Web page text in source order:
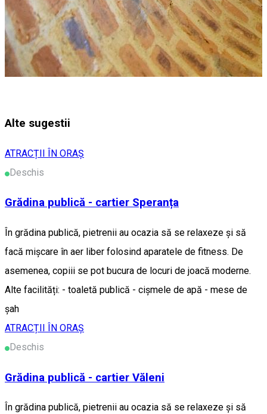
Alte sugestii
ATRACȚII ÎN ORAȘ
Deschis
Grădina publică - cartier Speranța
În grădina publică, pietrenii au ocazia să se relaxeze și să
facă mișcare în aer liber folosind aparatele de fitness. De
asemenea, copiii se pot bucura de locuri de joacă moderne.
Alte facilități: - toaletă publică - cișmele de apă - mese de
șah
ATRACȚII ÎN ORAȘ
Deschis
Grădina publică - cartier Văleni
În grădina publică, pietrenii au ocazia să se relaxeze și să